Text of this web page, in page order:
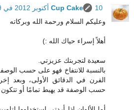
Cup Cake
10 أكتوبر 2012 في 12:09 م
وعليكم السلام ورحمة الله وبركاته
أهلاً إسراء حياك الله :)
سعيدة لتجربتك عزيزتي.
بالنسبة للانتفاخ فهو على حسب
الفرن في الدقائق الأولى، وبعد
حسب الوصفة قد يهبط تمامًا أو